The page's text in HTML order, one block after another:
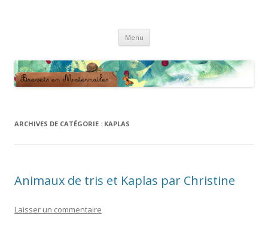
Menu Aller
contenu
ARCHIVES DE CATÉGORIE : KAPLAS
Animaux de tris et Kaplas par Christine
Laisser un commentaire